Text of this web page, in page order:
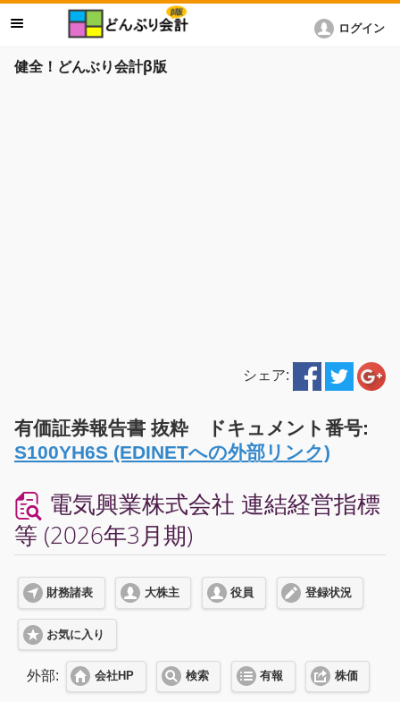
健全！どんぶり会計β版
ログイン
シェア:
有価証券報告書 抜粋 ドキュメント番号:
S100YH6S (EDINETへの外部リンク)
電気興業株式会社 連結経営指標
等 (2026年3月期)
財務諸表 大株主 役員 登録状況
お気に入り
外部: 会社HP 検索 有報 株価